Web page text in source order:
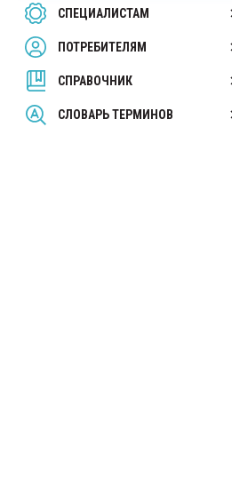
СПЕЦИАЛИСТАМ
ПОТРЕБИТЕЛЯМ
СПРАВОЧНИК
СЛОВАРЬ ТЕРМИНОВ